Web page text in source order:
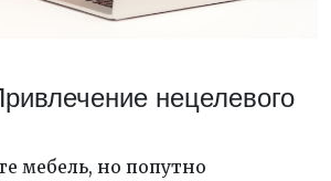
нецелевого
мебель, но попутно